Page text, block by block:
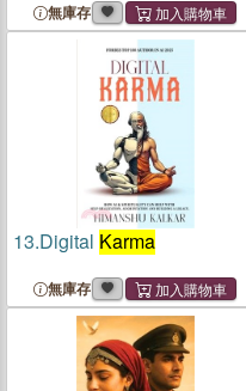
無庫存
13.Digital Karma
無庫存